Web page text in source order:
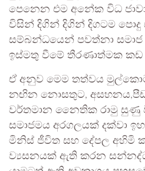
පෙනෙන එම අනේක විධ
විසින් දිගින් දිගින් දිගටම පොදු
සම්බන්ධයෙන් පවත්නා සමාජ
ඉස්මතු වීමේ තීරණාත්මක කඩ
ඒ අනුව මෙම තත්වය මුල්කොට
නඟින නොසතුට,
වර්තමාන නෛතික රාමු සුණු
සමාජමය අරගලයක් දක්වා
මිනිස් ජීවිත සහ දේපල අහිමි
ව්‍යසනයක් ඇති කරන සන්නද්ධ